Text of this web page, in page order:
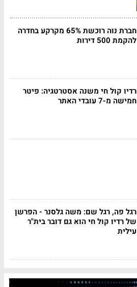
חברת נוה רוכשת 65% מקרקע בחדרה
להקמת 500 דירות
רדיו קול חי משנה אסטרטגיה: פיטר
חמישה מ-7 עובדי האתר
רגל פה, רגל שם: משה גלסנר - הפרשן
של רדיו קול חי הוא גם דובר בית"ר
עילית